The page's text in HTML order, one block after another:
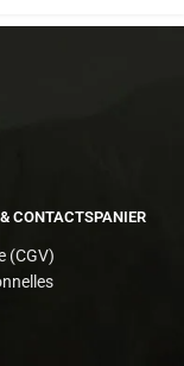
CONTACTSPANIER
(CGV)